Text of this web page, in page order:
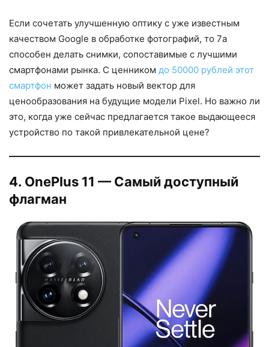
Если сочетать улучшенную оптику с уже известным
качеством Google в обработке фотографий, то 7a
способен делать снимки, сопоставимые с лучшими
смартфонами рынка. С ценником до 50000 рублей этот
смартфон может задать новый вектор для
ценообразования на будущие модели Pixel. Но важно ли
это, когда уже сейчас предлагается такое выдающееся
устройство по такой привлекательной цене?
4. OnePlus 11 — Самый доступный
флагман